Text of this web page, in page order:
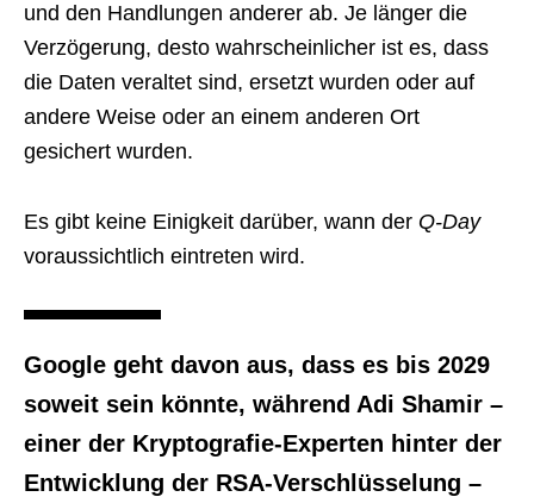
und den Handlungen anderer ab. Je länger die
Verzögerung, desto wahrscheinlicher ist es, dass
die Daten veraltet sind, ersetzt wurden oder auf
andere Weise oder an einem anderen Ort
gesichert wurden.
Es gibt keine Einigkeit darüber, wann der Q-Day
voraussichtlich eintreten wird.
Google geht davon aus, dass es bis 2029
soweit sein könnte, während Adi Shamir –
einer der Kryptografie-Experten hinter der
Entwicklung der RSA-Verschlüsselung –